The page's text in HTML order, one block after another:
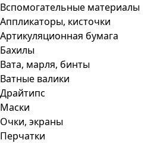
Вспомогательные материалы
Аппликаторы, кисточки
Артикуляционная бумага
Бахилы
Вата, марля, бинты
Ватные валики
Драйтипс
Маски
Очки, экраны
Перчатки